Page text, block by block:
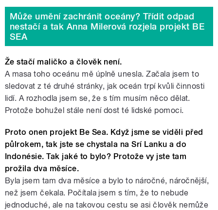
Může umění zachránit oceány? Třídit odpad
nestačí a tak Anna Milerová rozjela projekt BE
SEA
Že stačí maličko a člověk není.
A masa toho oceánu mě úplně unesla. Začala jsem to
sledovat z té druhé stránky, jak oceán trpí kvůli činnosti
lidí. A rozhodla jsem se, že s tím musím něco dělat.
Protože bohužel stále není dost té lidské pomoci.
Proto onen projekt Be Sea. Když jsme se viděli před
půlrokem, tak jste se chystala na Srí Lanku a do
Indonésie. Tak jaké to bylo? Protože vy jste tam
prožila dva měsíce.
Byla jsem tam dva měsíce a bylo to náročné, náročnější,
než jsem čekala. Počítala jsem s tím, že to nebude
jednoduché, ale na takovou cestu se asi člověk nemůže